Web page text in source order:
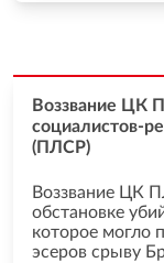
Воззвание ЦК
социалистов-
(ПЛСР)
Воззвание ЦК
обстановке
которое могло
эсеров срыву